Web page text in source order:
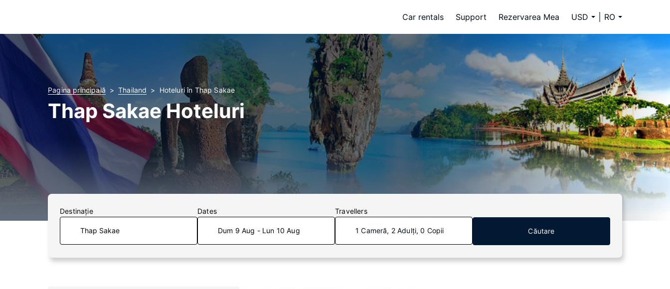
Car rentals Support Rezervarea Mea USD RO
Pagina principală Thailand Hoteluri în Thap Sakae
Thap Sakae Hoteluri
Destinaţie Dates
Dum 9 Aug - Lun 10 Aug
Travellers
1 Cameră, 2 Adulți, 0 Copii Căutare